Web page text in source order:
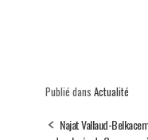
Publié dans Actualité
Najat Vallaud-